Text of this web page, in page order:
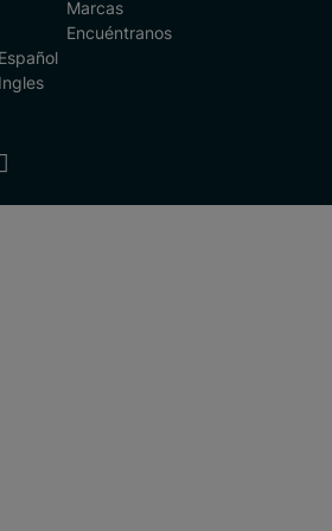
Marcas
Encuéntranos